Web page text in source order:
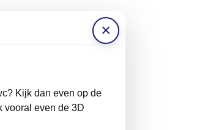
×
Kijk dan even op de
vooral even de 3D